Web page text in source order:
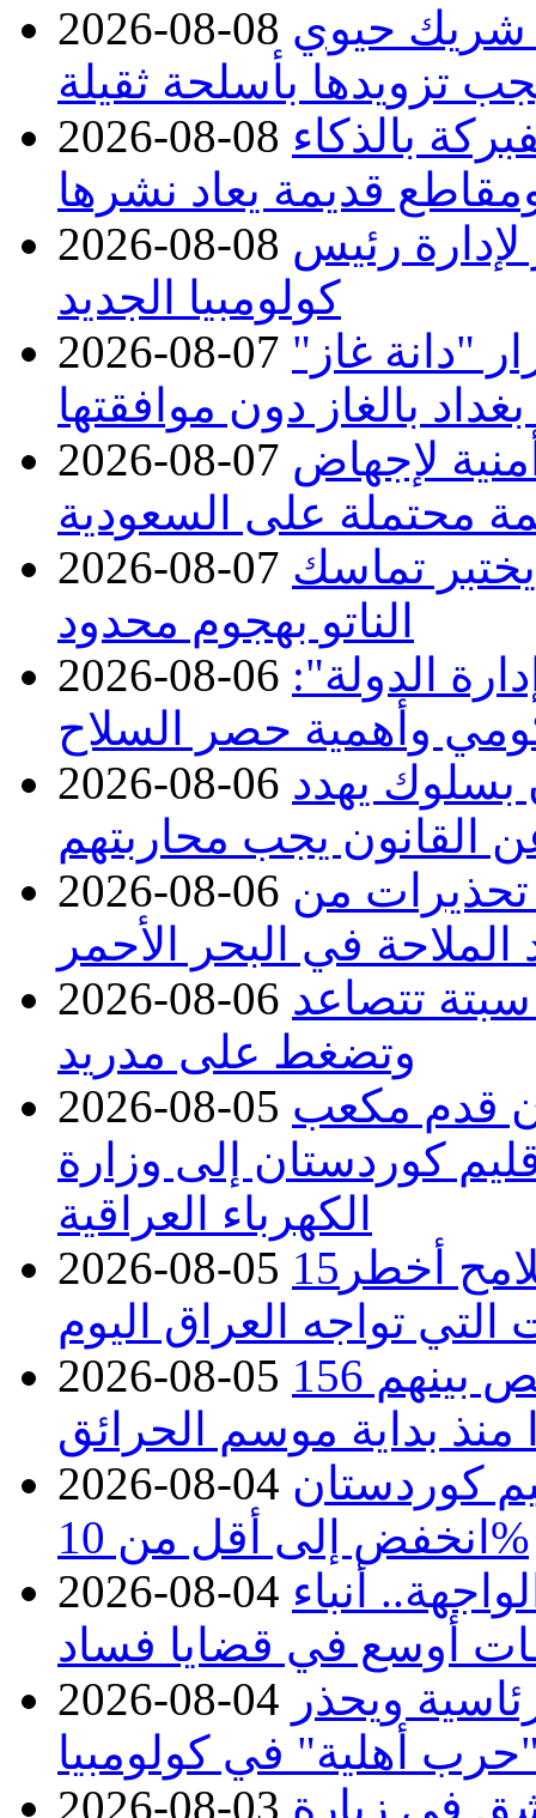
2026-08-08 شريك حيوي
تزويدها بأسلحة ثقيلة
2026-08-08 بالذكاء
قديمة يعاد نشرها
2026-08-08 رئيس
كولومبيا الجديد
2026-08-07 "دانة غاز"
بالغاز دون موافقتها
2026-08-07 لإجهاض
محتملة على السعودية
2026-08-07 يختبر تماسك
الناتو بهجوم محدود
2026-08-06 الدولة":
وأهمية حصر السلاح
2026-08-06 بسلوك يهدد
القانون يجب محاربتهم
2026-08-06 من
الملاحة في البحر الأحمر
2026-08-06 تتصاعد
وتضغط على مدريد
2026-08-05 توريد 100 مليون قدم مكعب
كوردستان إلى وزارة
الكهرباء العراقية
2026-08-05 15كارثة بيئية ومناخية ترسم ملامح أخطر
التي تواجه العراق اليوم
2026-08-05 حرائق فرنسا.. توقيف 402 شخص بينهم 156
منذ بداية موسم الحرائق
2026-08-04 كوردستان
انخفض إلى أقل من 10%
2026-08-04 أنباء
أوسع في قضايا فساد
2026-08-04 ويحذر
أهلية" في كولومبيا
2026-08-03 في زيارة